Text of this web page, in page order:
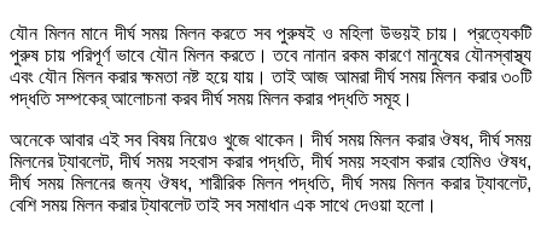
যৌন মিলন মানে দীর্ঘ সময় মিলন করতে সব পুরুষই ও মহিলা উভয়ই চায়। প্রত্যেকটি
পুরুষ চায় পরিপূর্ণ ভাবে যৌন মিলন করতে। তবে নানান রকম কারণে মানুষের যৌনস্বাস্থ্য
এবং যৌন মিলন করার ক্ষমতা নষ্ট হয়ে যায়। তাই আজ আমরা দীর্ঘ সময় মিলন করার ৩০টি
পদ্ধতি সম্পকের্ আলোচনা করব দীর্ঘ সময় মিলন করার পদ্ধতি সমূহ।
অনেকে আবার এই সব বিষয় নিয়েও খুজে থাকেন। দীর্ঘ সময় মিলন করার ঔষধ, দীর্ঘ সময়
মিলনের ট্যাবলেট, দীর্ঘ সময় সহবাস করার পদ্ধতি, দীর্ঘ সময় সহবাস করার হোমিও ঔষধ,
দীর্ঘ সময় মিলনের জন্য ঔষধ, শারীরিক মিলন পদ্ধতি, দীর্ঘ সময় মিলন করার ট্যাবলেট,
বেশি সময় মিলন করার ট্যাবলেট তাই সব সমাধান এক সাথে দেওয়া হলো।